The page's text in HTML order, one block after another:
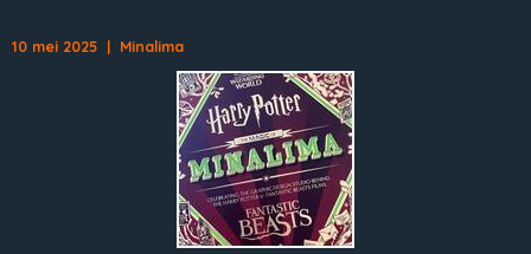
10 mei 2025 | Minalima